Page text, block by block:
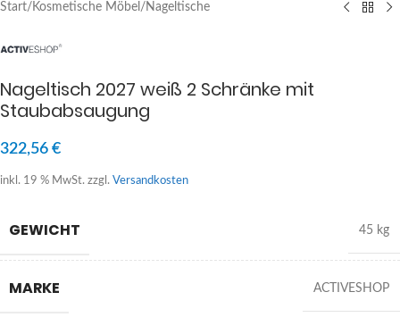
Start/ Kosmetische Möbel / Nageltische
Nageltisch 2027 weiß 2 Schränke mit
Staubabsaugung
322,56 €
inkl. 19 % MwSt. zzgl. Versandkosten
GEWICHT 45 kg
MARKE ACTIVESHOP